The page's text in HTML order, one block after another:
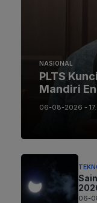
NASIONAL
PLTS
Mandiri
06-08-2026 -
06-